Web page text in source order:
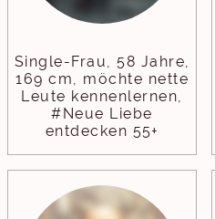
Single-Frau, 58 Jahre,
169 cm, möchte nette
Leute kennenlernen,
#Neue Liebe
entdecken 55+